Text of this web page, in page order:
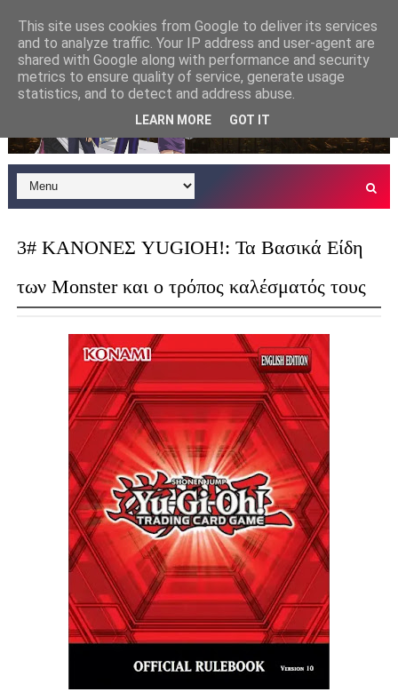
3# ΚΑΝΟΝΕΣ YUGIOH!: Τα Βασικά Eίδη
των Monster και ο τρόπος καλέσματός τους
This site uses cookies from Google to deliver its services
and to analyze traffic. Your IP address and user-agent are
shared with Google along with performance and security
metrics to ensure quality of service, generate usage
statistics, and to detect and address abuse.
LEARN MORE GOT IT